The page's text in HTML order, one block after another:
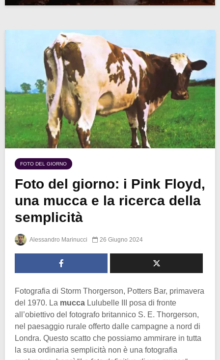
FOTO DEL GIORNO
Foto del giorno: i Pink Floyd,
una mucca e la ricerca della
semplicità
Alessandro Marinucci 26 Giugno 2024
Fotografia di Storm Thorgerson, Potters Bar, primavera
del 1970. La mucca Lulubelle III posa di fronte
all’obiettivo del fotografo britannico S. E. Thorgerson,
nel paesaggio rurale offerto dalle campagne a nord di
Londra. Questo scatto che possiamo ammirare in tutta
la sua ordinaria semplicità non è una fotografia